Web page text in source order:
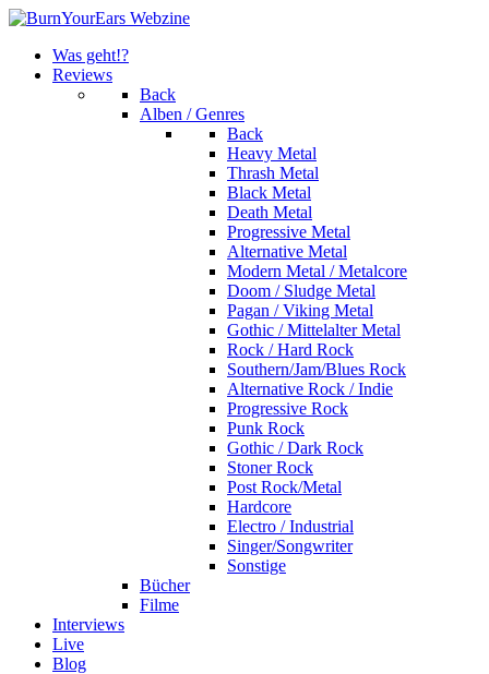
Was geht!?
Reviews
Back
Alben / Genres
Back
Heavy Metal
Thrash Metal
Black Metal
Death Metal
Progressive Metal
Alternative Metal
Modern Metal / Metalcore
Doom / Sludge Metal
Pagan / Viking Metal
Gothic / Mittelalter Metal
Rock / Hard Rock
Southern/Jam/Blues Rock
Alternative Rock / Indie
Progressive Rock
Punk Rock
Gothic / Dark Rock
Stoner Rock
Post Rock/Metal
Hardcore
Electro / Industrial
Singer/Songwriter
Sonstige
Bücher
Filme
Interviews
Live
Blog